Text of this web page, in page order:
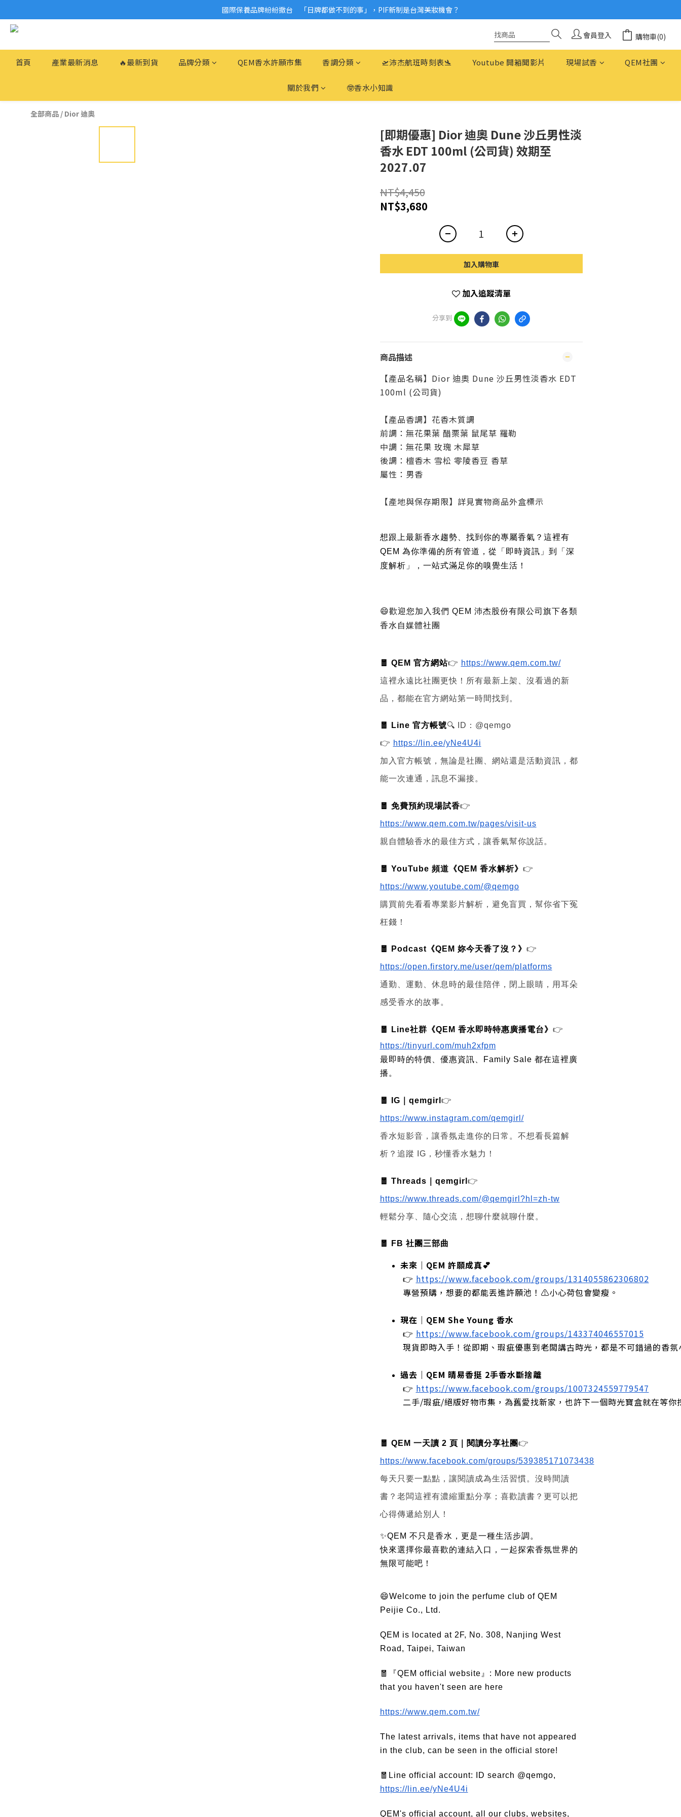
2026美妝小樣、試用品變少？PIF化妝品身分證7月上路！消費者必懂5觀念
國際保養品牌紛紛撤台　「日牌都做不到的事」，PIF新制是台灣美妝機會？
會員登入 購物車(0)
首頁 產業最新消息 🔥最新到貨 品牌分類 QEM香水許願市集 香調分類 🛫沛杰航班時刻表🛬 Youtube 開箱聞影片 現場試香 QEM社團
關於我們 🤓香水小知識
全部商品 / Dior 迪奧
[即期優惠] Dior 迪奧 Dune 沙丘男性淡
香水 EDT 100ml (公司貨) 效期至
2027.07
NT$4,450
NT$3,680
加入購物車
加入追蹤清單
分享到
商品描述
【產品名稱】Dior 迪奧 Dune 沙丘男性淡香水 EDT
100ml (公司貨)
【產品香調】花香木質調
前調：無花果葉 醋栗葉 鼠尾草 羅勒
中調：無花果 玫瑰 木犀草
後調：檀香木 雪松 零陵香豆 香草
屬性：男香
【產地與保存期限】詳見實物商品外盒標示
想跟上最新香水趨勢、找到你的專屬香氣？這裡有
QEM 為你準備的所有管道，從「即時資訊」到「深
度解析」，一站式滿足你的嗅覺生活！
😄歡迎您加入我們 QEM 沛杰股份有限公司旗下各類
香水自媒體社團
🧧 QEM 官方網站👉 https://www.qem.com.tw/
這裡永遠比社團更快！所有最新上架、沒看過的新
品，都能在官方網站第一時間找到。
🧧 Line 官方帳號🔍 ID：@qemgo
👉 https://lin.ee/yNe4U4i
加入官方帳號，無論是社團、網站還是活動資訊，都
能一次連通，訊息不漏接。
🧧 免費預約現場試香👉
https://www.qem.com.tw/pages/visit-us
親自體驗香水的最佳方式，讓香氣幫你說話。
🧧 YouTube 頻道《QEM 香水解析》 👉
https://www.youtube.com/@qemgo
購買前先看看專業影片解析，避免盲買，幫你省下冤
枉錢！
🧧 Podcast《QEM 妳今天香了沒？》 👉
https://open.firstory.me/user/qem/platforms
通勤、運動、休息時的最佳陪伴，閉上眼睛，用耳朵
感受香水的故事。
🧧 Line社群《QEM 香水即時特惠廣播電台》 👉
https://tinyurl.com/muh2xfpm
最即時的特價、優惠資訊、Family Sale 都在這裡廣
播。
🧧 IG｜qemgirl 👉
https://www.instagram.com/qemgirl/
香水短影音，讓香氛走進你的日常。不想看長篇解
析？追蹤 IG，秒懂香水魅力！
🧧 Threads｜qemgirl 👉
https://www.threads.com/@qemgirl?hl=zh-tw
輕鬆分享、隨心交流，想聊什麼就聊什麼。
🧧 FB 社團三部曲
未來｜QEM 許願成真💕
👉 https://www.facebook.com/groups/1314055862306802
專營預購，想要的都能丟進許願池！⚠️小心荷包會變瘦。
現在｜QEM She Young 香水
👉 https://www.facebook.com/groups/143374046557015
現貨即時入手！從即期、瑕疵優惠到老闆講古時光，都是不可錯過的香
過去｜QEM 晴易香挺 2手香水斷捨離
👉 https://www.facebook.com/groups/1007324559779547
二手/瑕疵/絕版好物市集，為舊愛找新家，也許下一個時光寶盒就在等你
🧧 QEM 一天讀 2 頁｜閱讀分享社團👉
https://www.facebook.com/groups/539385171073438
每天只要一點點，讓閱讀成為生活習慣。沒時間讀
書？老闆這裡有濃縮重點分享；喜歡讀書？更可以把
心得傳遞給別人！
✨QEM 不只是香水，更是一種生活步調。
快來選擇你最喜歡的連結入口，一起探索香氛世界的
無限可能吧！
😄Welcome to join the perfume club of QEM
Peijie Co., Ltd.
QEM is located at 2F, No. 308, Nanjing West
Road, Taipei, Taiwan
🧧『QEM official website』: More new products
that you haven't seen are here
https://www.qem.com.tw/
The latest arrivals, items that have not appeared
in the club, can be seen in the official store!
🧧Line official account: ID search @qemgo,
https://lin.ee/yNe4U4i
QEM's official account, all our clubs, websites,